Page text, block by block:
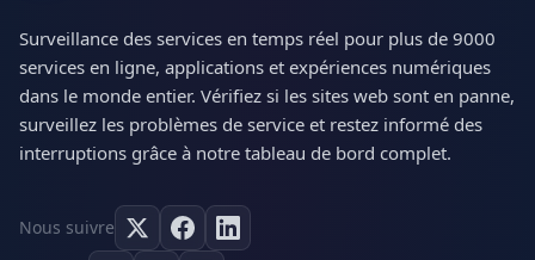
Surveillance des services en temps réel pour plus de 9000
services en ligne, applications et expériences numériques
dans le monde entier. Vérifiez si les sites web sont en panne,
surveillez les problèmes de service et restez informé des
interruptions grâce à notre tableau de bord complet.
Nous suivre